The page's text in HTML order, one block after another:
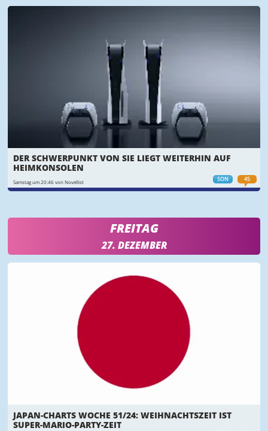
SON 45
DER SCHWERPUNKT VON SIE LIEGT WEITERHIN AUF
HEIMKONSOLEN
Samstag um 20:46 von Novellist
FREITAG
27. DEZEMBER
JAPAN-CHARTS WOCHE 51/24: WEIHNACHTSZEIT IST
SUPER-MARIO-PARTY-ZEIT